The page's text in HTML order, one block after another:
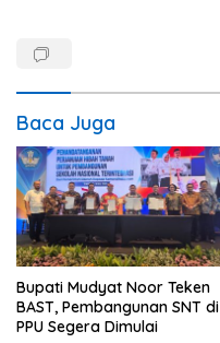
Baca Juga
Bupati Mudyat Noor Teken
BAST, Pembangunan SNT di
PPU Segera Dimulai